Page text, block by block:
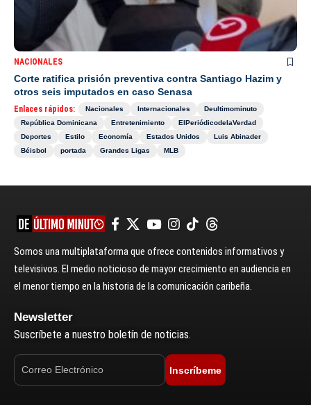
NACIONALES
Corte ratifica prisión preventiva contra Santiago Hazim y
otros seis imputados en caso Senasa
Enlaces rápidos: Nacionales Internacionales
Deultimominuto
República Dominicana
Entretenimiento
ElPeriódicodelaVerdad
Deportes
Estilo Economía Estados Unidos
Luis Abinader
Béisbol
portada Grandes Ligas MLB
Somos una multiplataforma que ofrece contenidos informativos y
televisivos. El medio noticioso de mayor crecimiento en audiencia en
el menor tiempo en la historia de la comunicación caribeña.
Newsletter
Suscríbete a nuestro boletín de noticias.
Inscríbeme